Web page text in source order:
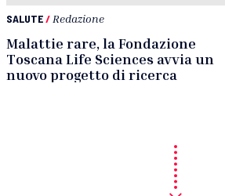
SALUTE/ Redazione
Malattie rare, la Fondazione
Toscana Life Sciences avvia un
nuovo progetto di ricerca